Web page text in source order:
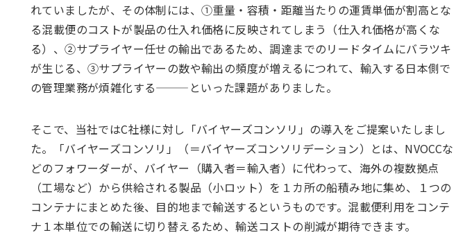
れていましたが、その体制には、①重量・容積・距離当たりの運賃単価が割高とな
る混載便のコストが製品の仕入れ価格に反映されてしまう（仕入れ価格が高くな
る）、②サプライヤー任せの輸出であるため、調達までのリードタイムにバラツキ
が生じる、③サプライヤーの数や輸出の頻度が増えるにつれて、輸入する日本側で
の管理業務が煩雑化する———といった課題がありました。
そこで、当社ではC社様に対し「バイヤーズコンソリ」の導入をご提案いたしまし
た。「バイヤーズコンソリ」（＝バイヤーズコンソリデーション）とは、NVOCCな
どのフォワーダーが、バイヤー（購入者＝輸入者）に代わって、海外の複数拠点
（工場など）から供給される製品（小ロット）を１カ所の船積み地に集め、１つの
コンテナにまとめた後、目的地まで輸送するというものです。混載便利用をコンテ
ナ１本単位での輸送に切り替えるため、輸送コストの削減が期待できます。